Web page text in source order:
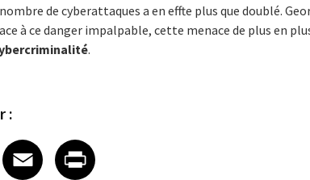
de cyberattaques a en effte plus que doublé.
à ce danger impalpable, cette menace de plus en
.
:
LinkedIn
on X
article on Facebook
Facebook
Share article on Email
Email
Share article on Print